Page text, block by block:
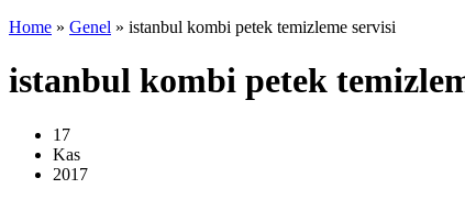
Home » Genel » istanbul kombi petek temizleme servisi
istanbul kombi petek
17
Kas
2017